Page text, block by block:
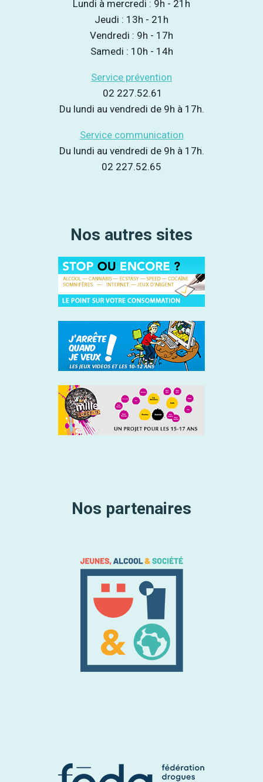
Lundi à mercredi : 9h - 21h
Jeudi : 13h - 21h
Vendredi : 9h - 17h
Samedi : 10h - 14h
Service prévention
02 227.52.61
Du lundi au vendredi de 9h à 17h.
Service communication
Du lundi au vendredi de 9h à 17h.
02 227.52.65
Nos autres sites
Nos partenaires